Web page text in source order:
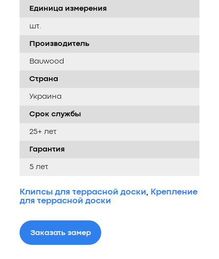
Единица измерения
шт.
Производитель
Bauwood
Страна
Украина
Срок службы
25+ лет
Гарантия
5 лет
Клипсы для террасной доски
Крепление
для террасной доски
Заказать замер